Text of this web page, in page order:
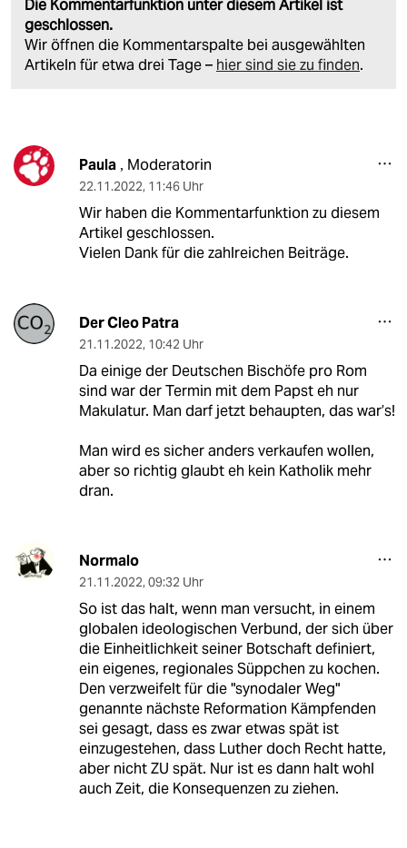
Die Kommentarfunktion unter diesem Artikel ist
geschlossen.
Wir öffnen die Kommentarspalte bei ausgewählten
Artikeln für etwa drei Tage – hier sind sie zu finden.
Paula, Moderatorin
22.11.2022, 11:46 Uhr
Wir haben die Kommentarfunktion zu diesem
Artikel geschlossen.
Vielen Dank für die zahlreichen Beiträge.
Der Cleo Patra
21.11.2022, 10:42 Uhr
Da einige der Deutschen Bischöfe pro Rom
sind war der Termin mit dem Papst eh nur
Makulatur. Man darf jetzt behaupten, das war’s!
Man wird es sicher anders verkaufen wollen,
aber so richtig glaubt eh kein Katholik mehr
dran.
Normalo
21.11.2022, 09:32 Uhr
So ist das halt, wenn man versucht, in einem
globalen ideologischen Verbund, der sich über
die Einheitlichkeit seiner Botschaft definiert,
ein eigenes, regionales Süppchen zu kochen.
Den verzweifelt für die "synodaler Weg"
genannte nächste Reformation Kämpfenden
sei gesagt, dass es zwar etwas spät ist
einzugestehen, dass Luther doch Recht hatte,
aber nicht ZU spät. Nur ist es dann halt wohl
auch Zeit, die Konsequenzen zu ziehen.